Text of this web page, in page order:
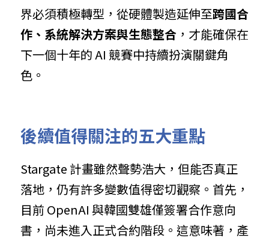
界必須積極轉型，從硬體製造延伸至跨國合
作、系統解決方案與生態整合 ，才能確保在
下一個十年的 AI 競賽中持續扮演關鍵角
色。
後續值得關注的五大重點
Stargate 計畫雖然聲勢浩大，但能否真正
落地，仍有許多變數值得密切觀察。首先，
目前 OpenAI 與韓國雙雄僅簽署合作意向
書，尚未進入正式合約階段。這意味著，產